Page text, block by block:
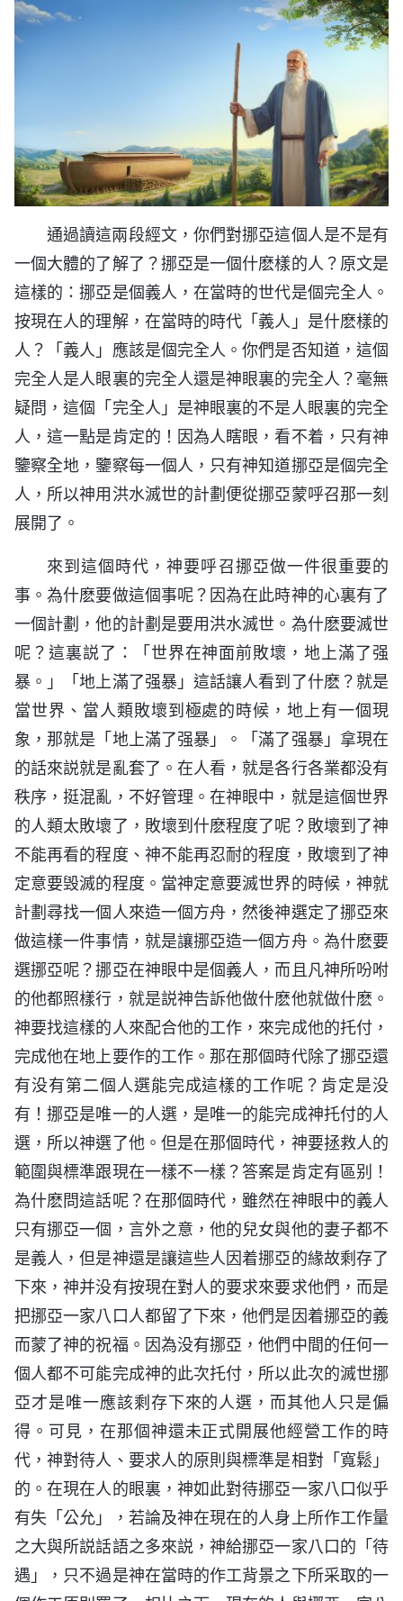
通過讀這兩段經文，你們對挪亞這個人是不是有
一個大體的了解了？挪亞是一個什麽樣的人？原文是
這樣的：挪亞是個義人，在當時的世代是個完全人。
按現在人的理解，在當時的時代「義人」是什麽樣的
人？「義人」應該是個完全人。你們是否知道，這個
完全人是人眼裏的完全人還是神眼裏的完全人？毫無
疑問，這個「完全人」是神眼裏的不是人眼裏的完全
人，這一點是肯定的！因為人瞎眼，看不着，只有神
鑒察全地，鑒察每一個人，只有神知道挪亞是個完全
人，所以神用洪水滅世的計劃便從挪亞蒙呼召那一刻
展開了。
來到這個時代，神要呼召挪亞做一件很重要的
事。為什麽要做這個事呢？因為在此時神的心裏有了
一個計劃，他的計劃是要用洪水滅世。為什麽要滅世
呢？這裏説了：「世界在神面前敗壞，地上滿了强
暴。」「地上滿了强暴」這話讓人看到了什麽？就是
當世界、當人類敗壞到極處的時候，地上有一個現
象，那就是「地上滿了强暴」。「滿了强暴」拿現在
的話來説就是亂套了。在人看，就是各行各業都没有
秩序，挺混亂，不好管理。在神眼中，就是這個世界
的人類太敗壞了，敗壞到什麽程度了呢？敗壞到了神
不能再看的程度、神不能再忍耐的程度，敗壞到了神
定意要毁滅的程度。當神定意要滅世界的時候，神就
計劃尋找一個人來造一個方舟，然後神選定了挪亞來
做這樣一件事情，就是讓挪亞造一個方舟。為什麽要
選挪亞呢？挪亞在神眼中是個義人，而且凡神所吩咐
的他都照樣行，就是説神告訴他做什麽他就做什麽。
神要找這樣的人來配合他的工作，來完成他的托付，
完成他在地上要作的工作。那在那個時代除了挪亞還
有没有第二個人選能完成這樣的工作呢？肯定是没
有！挪亞是唯一的人選，是唯一的能完成神托付的人
選，所以神選了他。但是在那個時代，神要拯救人的
範圍與標準跟現在一樣不一樣？答案是肯定有區别！
為什麽問這話呢？在那個時代，雖然在神眼中的義人
只有挪亞一個，言外之意，他的兒女與他的妻子都不
是義人，但是神還是讓這些人因着挪亞的緣故剩存了
下來，神并没有按現在對人的要求來要求他們，而是
把挪亞一家八口人都留了下來，他們是因着挪亞的義
而蒙了神的祝福。因為没有挪亞，他們中間的任何一
個人都不可能完成神的此次托付，所以此次的滅世挪
亞才是唯一應該剩存下來的人選，而其他人只是偏
得。可見，在那個神還未正式開展他經營工作的時
代，神對待人、要求人的原則與標準是相對「寬鬆」
的。在現在人的眼裏，神如此對待挪亞一家八口似乎
有失「公允」，若論及神在現在的人身上所作工作量
之大與所説話語之多來説，神給挪亞一家八口的「待
遇」，只不過是神在當時的作工背景之下所采取的一